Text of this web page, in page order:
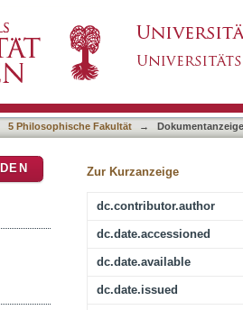
5 Philosophische Fakultät → Dokumentanzeige
Zur Kurzanzeige
dc.contributor.author
dc.date.accessioned
dc.date.available
dc.date.issued